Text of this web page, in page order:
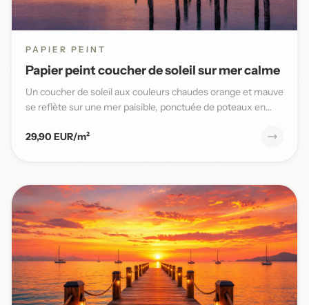
PAPIER PEINT
Papier peint coucher de soleil sur mer calme
Un coucher de soleil aux couleurs chaudes orange et mauve
se reflète sur une mer paisible, ponctuée de poteaux en
29,90 EUR/m²